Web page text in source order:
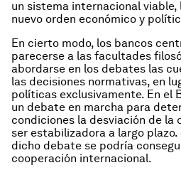
un sistema internacional
nuevo orden económico y
En cierto modo, los bancos
parecerse a las facultades
abordarse en los debates las
las decisiones normativas, en
políticas exclusivamente. En el
un debate en marcha para
condiciones la desviación de
ser estabilizadora a largo plazo.
dicho debate se podría
cooperación internacional.